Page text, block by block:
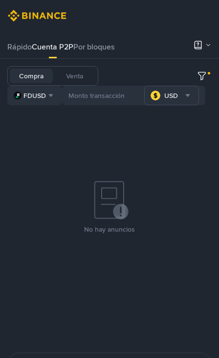
RápidoCuenta P2PPor bloques
Compra Venta
FDUSD USD
No hay anuncios